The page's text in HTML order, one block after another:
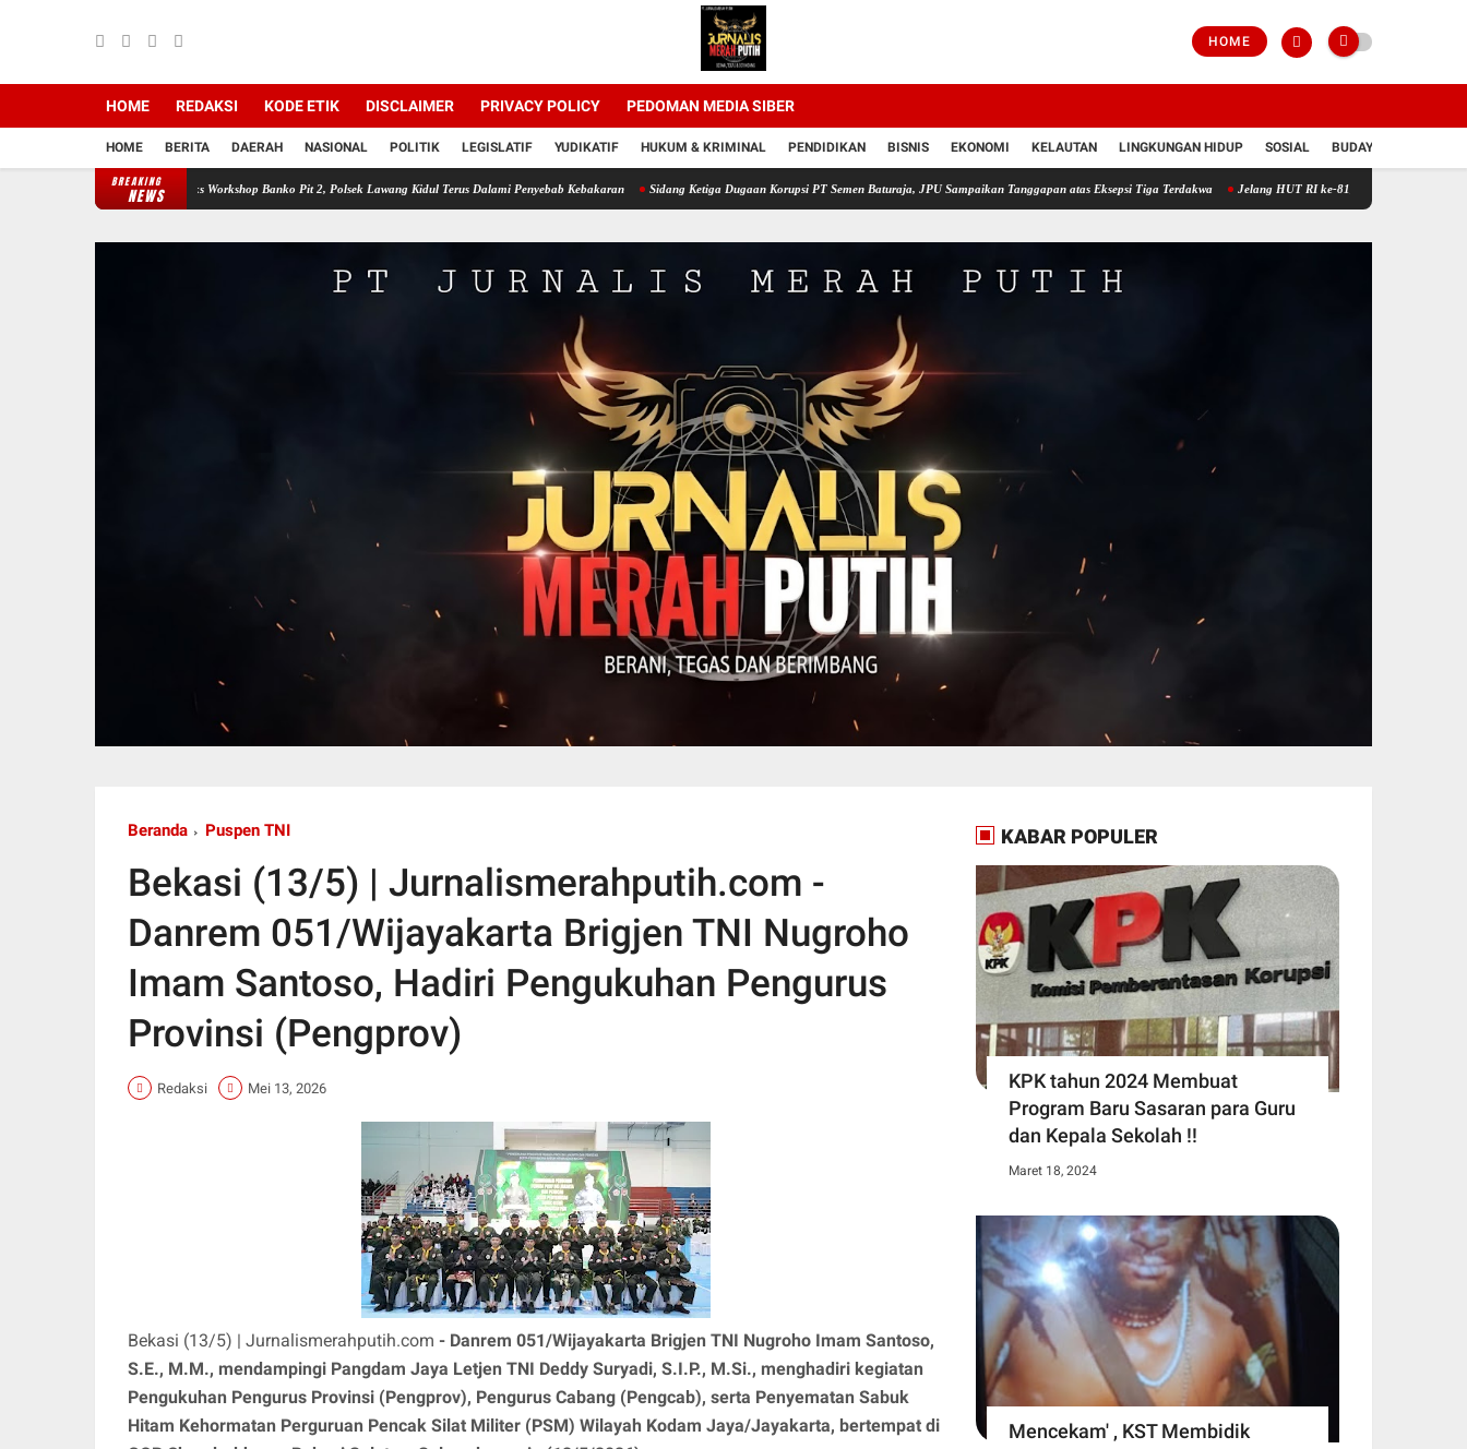
HOME
HOME REDAKSI KODE ETIK DISCLAIMER PRIVACY POLICY PEDOMAN MEDIA SIBER
HOME BERITA DAERAH NASIONAL POLITIK LEGISLATIF YUDIKATIF HUKUM & KRIMINAL PENDIDIKAN BISNIS EKONOMI KELAUTAN LINGKUNGAN HIDUP SOSIAL BUDAYA
BREAKING
NEWS
Membesar di Area Eks Workshop Banko Pit 2, Polsek Lawang Kidul Terus Dalami Penyebab Kebakaran Sidang Ketiga Dugaan Korupsi PT Semen Baturaja, JPU Sampaikan Tanggapan atas Eksepsi Tiga Terdakwa Jelang HUT RI ke-81, Babinsa Keliling Ingatkan Warga
Beranda Puspen TNI
Bekasi (13/5) | Jurnalismerahputih.com -
Danrem 051/Wijayakarta Brigjen TNI Nugroho
Imam Santoso, Hadiri Pengukuhan Pengurus
Provinsi (Pengprov)
Redaksi Mei 13, 2026
Bekasi (13/5) | Jurnalismerahputih.com - Danrem 051/Wijayakarta Brigjen TNI Nugroho Imam Santoso,
S.E., M.M., mendampingi Pangdam Jaya Letjen TNI Deddy Suryadi, S.I.P., M.Si., menghadiri kegiatan
Pengukuhan Pengurus Provinsi (Pengprov), Pengurus Cabang (Pengcab), serta Penyematan Sabuk
Hitam Kehormatan Perguruan Pencak Silat Militer (PSM) Wilayah Kodam Jaya/Jayakarta, bertempat di
KABAR POPULER
KPK tahun 2024 Membuat
Program Baru Sasaran para Guru
dan Kepala Sekolah !!
Maret 18, 2024
Mencekam' , KST Membidik